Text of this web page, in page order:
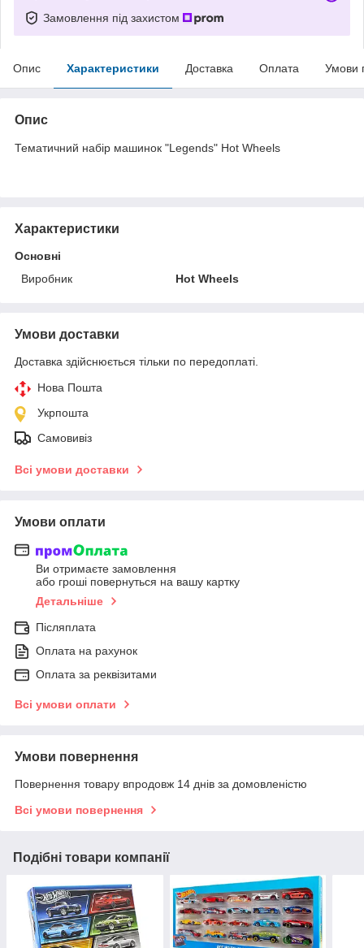
Замовлення під захистом
Опис Характеристики Доставка Оплата Умови
Опис
Тематичний набір машинок "Legends" Hot Wheels
Характеристики
Основні
Виробник
Hot Wheels
Умови доставки
Доставка здійснюється тільки по передоплаті.
Нова Пошта
Укрпошта
Самовивіз
Всі умови доставки
Умови оплати
Ви отримаєте замовлення
або гроші повернуться на вашу картку
Детальніше
Післяплата
Оплата на рахунок
Оплата за реквізитами
Всі умови оплати
Умови повернення
Повернення товару впродовж 14 днів за домовленістю
Всі умови повернення
Подібні товари компанії